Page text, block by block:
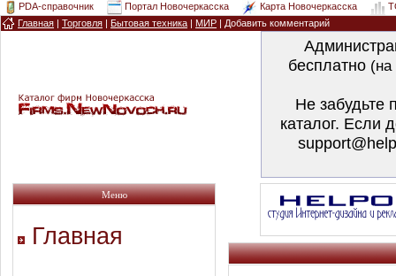
PDA-справочник Портал Новочеркасска Карта Новочеркасска
Главная | Торговля | Бытовая техника | МИР | Добавить комментарий
бесплатно
Не забудьте
каталог. Если
Меню
Главная